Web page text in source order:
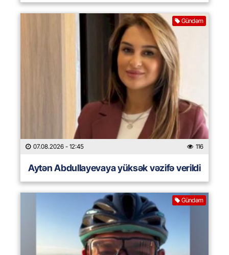
Gündəm
07.08.2026 - 12:45 116
Aytən Abdullayevaya yüksək vəzifə verildi
Gündəm